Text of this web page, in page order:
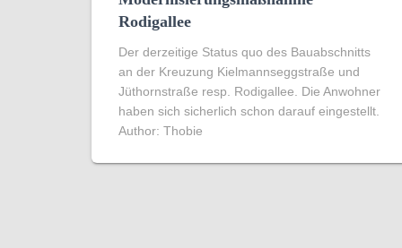
Rodigallee
Der derzeitige Status quo des Bauabschnitts
an der Kreuzung Kielmannseggstraße und
Jüthornstraße resp. Rodigallee. Die Anwohner
haben sich sicherlich schon darauf eingestellt.
Author: Thobie